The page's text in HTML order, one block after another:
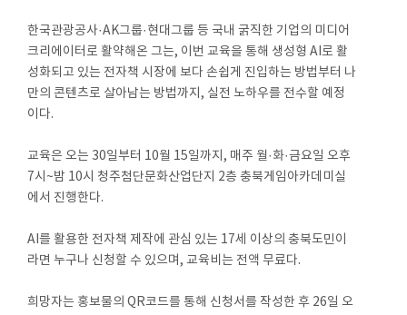
한국관광공사·AK그룹·현대그룹 등 국내 굵직한 기업의 미디어
크리에이터로 활약해온 그는, 이번 교육을 통해 생성형 AI로 활
성화되고 있는 전자책 시장에 보다 손쉽게 진입하는 방법부터 나
만의 콘텐츠로 살아남는 방법까지, 실전 노하우를 전수할 예정
이다.
교육은 오는 30일부터 10월 15일까지, 매주 월·화·금요일 오후
7시~밤 10시 청주첨단문화산업단지 2층 충북게임아카데미실
에서 진행한다.
AI를 활용한 전자책 제작에 관심 있는 17세 이상의 충북도민이
라면 누구나 신청할 수 있으며, 교육비는 전액 무료다.
희망자는 홍보물의 QR코드를 통해 신청서를 작성한 후 26일 오